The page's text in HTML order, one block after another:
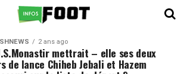
2 ans ago
mettrait – elle ses deux
de lance Chiheb Jebali et Hazem